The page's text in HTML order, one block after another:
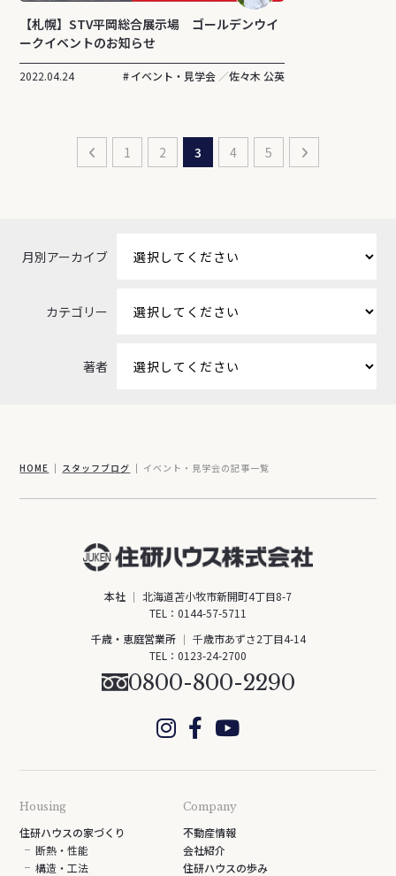
【札幌】STV平岡総合展示場 ゴールデンウイ
ークイベントのお知らせ
2022.04.24 イベント・見学会 佐々木 公英
1 2 3 4 5
月別アーカイブ
カテゴリー
著者
HOME スタッフブログ イベント・見学会の記事一覧
本社
北海道苫小牧市新開町4丁目8-7
TEL： 0144-57-5711
千歳・恵庭営業所
千歳市あずさ2丁目4-14
TEL： 0123-24-2700
0800-800-2290
Housing
住研ハウスの家づくり
断熱・性能
構造・工法
Company
不動産情報
会社紹介
住研ハウスの歩み